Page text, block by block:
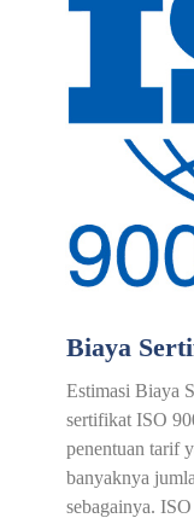
Biaya
Estimasi Biaya
sertifikat ISO
penentuan tarif
banyaknya
sebagainya.